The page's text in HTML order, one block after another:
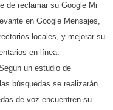
de reclamar su Google Mi
en Google Mensajes,
locales, y mejorar su
en línea.
un estudio de
búsquedas se realizarán
de voz encuentren su